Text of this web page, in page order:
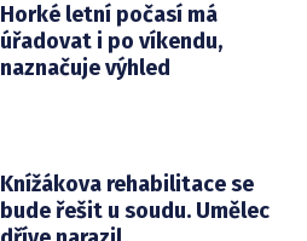
Horké letní počasí má
úřadovat i po víkendu,
naznačuje výhled
Knížákova rehabilitace se
bude řešit u soudu. Umělec